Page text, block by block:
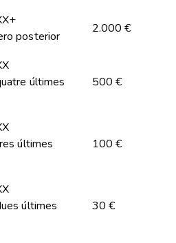
posterior
2.000 €
últimes
500 €
últimes
100 €
últimes
30 €